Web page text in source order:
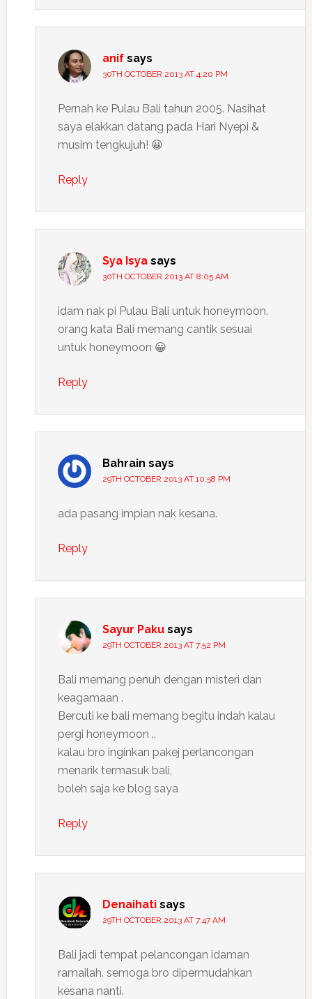
anif says
30TH OCTOBER 2013 AT 4:20 PM
Pernah ke Pulau Bali tahun 2005. Nasihat
saya elakkan datang pada Hari Nyepi &
musim tengkujuh! 😀
Reply
Sya Isya says
30TH OCTOBER 2013 AT 8:05 AM
idam nak pi Pulau Bali untuk honeymoon.
orang kata Bali memang cantik sesuai
untuk honeymoon 😀
Reply
Bahrain says
29TH OCTOBER 2013 AT 10:58 PM
ada pasang impian nak kesana.
Reply
Sayur Paku says
29TH OCTOBER 2013 AT 7:52 PM
Bali memang penuh dengan misteri dan
keagamaan .
Bercuti ke bali memang begitu indah kalau
pergi honeymoon ..
kalau bro inginkan pakej perlancongan
menarik termasuk bali,
boleh saja ke blog saya
Reply
Denaihati says
29TH OCTOBER 2013 AT 7:47 AM
Bali jadi tempat pelancongan idaman
ramailah. semoga bro dipermudahkan
kesana nanti.